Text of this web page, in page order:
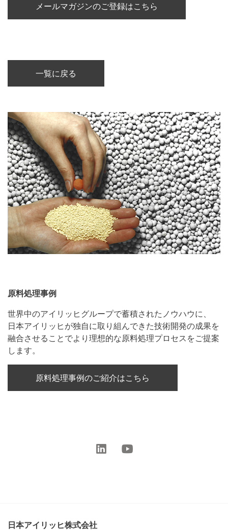
メールマガジンのご登録はこちら
一覧に戻る
原料処理事例
世界中のアイリッヒグループで蓄積されたノウハウに、
日本アイリッヒが独自に取り組んできた技術開発の成果を
融合させることでより理想的な原料処理プロセスをご提案
します。
原料処理事例のご紹介はこちら
日本アイリッヒ株式会社